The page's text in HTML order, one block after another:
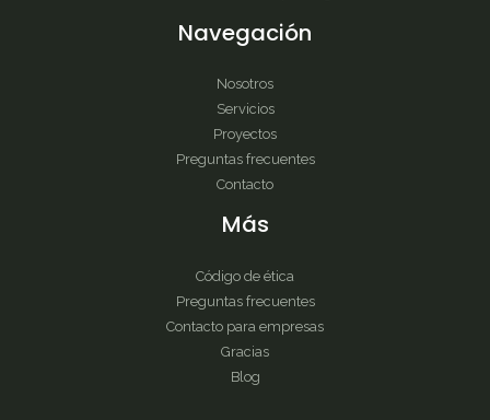
Navegación
Nosotros
Servicios
Proyectos
Preguntas frecuentes
Contacto
Más
Código de ética
Preguntas frecuentes
Contacto para empresas
Gracias
Blog